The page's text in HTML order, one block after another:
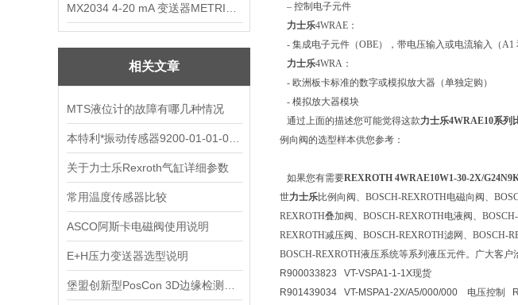
相关文章
MTS液位计的故障有哪几种情况
关于力士乐Rexroth气缸详细参数
常用温度传感器比较
ASCO阿斯卡电磁阀使用说明
E+H压力变送器选型说明
– 控制电子元件
力士乐4WRAE：
- 集成电子元件（OBE），带电压输入或电流输入（A1
力士乐4WRA：
- 欧洲板卡标准的数字或模拟放大器（单独定购）
- 模拟放大器模块
通过上面的描述您可能觉得这款力士乐4WRAE10系列
例向阀的选型样本供您参考：
如果您有需要REXROTH 4WRAE10W1-30-2X/
世力士乐比例向阀、BOSCH-REXROTH电磁向阀、
REXROTH叠加阀、BOSCH-REXROTH电液阀、
REXROTH减压阀、BOSCH-REXROTH滤网、BOSCH-
BOSCH-REXROTH液压系统等系列液压元件。广大客
R900033823 VT-VSPA1-1-1X现货
R901439034 VT-MSPA1-2X/A5/000/000 电压控制